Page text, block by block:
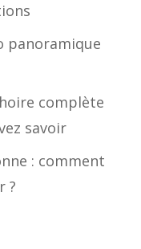
panoramique
complète
savoir
: comment
?